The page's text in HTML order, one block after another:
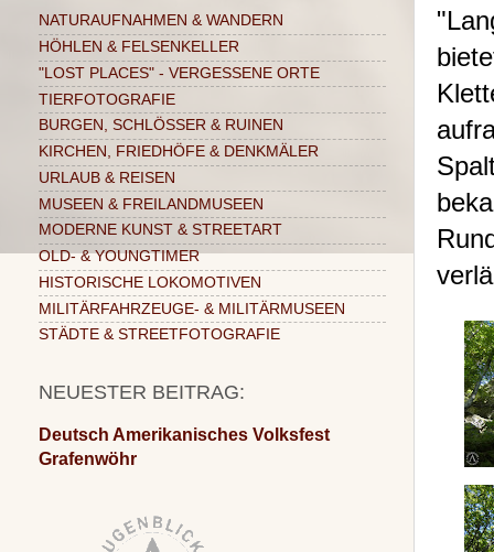
NATURAUFNAHMEN & WANDERN
HÖHLEN & FELSENKELLER
"LOST PLACES" - VERGESSENE ORTE
TIERFOTOGRAFIE
BURGEN, SCHLÖSSER & RUINEN
KIRCHEN, FRIEDHÖFE & DENKMÄLER
URLAUB & REISEN
MUSEEN & FREILANDMUSEEN
MODERNE KUNST & STREETART
OLD- & YOUNGTIMER
HISTORISCHE LOKOMOTIVEN
MILITÄRFAHRZEUGE- & MILITÄRMUSEEN
STÄDTE & STREETFOTOGRAFIE
NEUESTER BEITRAG:
Deutsch Amerikanisches Volksfest
Grafenwöhr